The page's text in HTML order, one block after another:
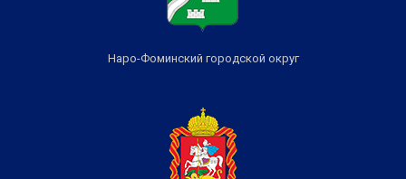
Наро-Фоминский городской округ